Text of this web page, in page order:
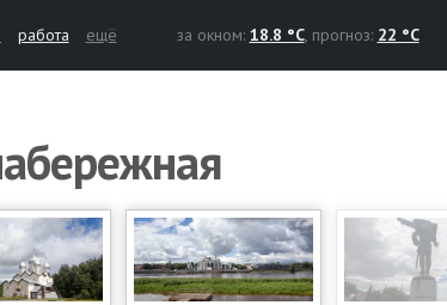
работа ещё за окном: 18.8 °C, прогноз: 22 °C